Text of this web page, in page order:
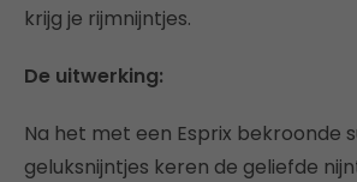
krijg je rijmnijntjes.
De uitwerking:
Na het met een Esprix bekroonde
geluksnijntjes keren de geliefde